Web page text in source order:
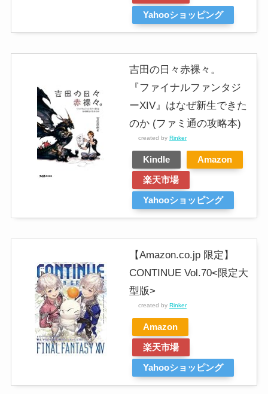
Yahooショッピング
吉田の日々赤裸々。
『ファイナルファンタジ
ーXIV』はなぜ新生できた
のか (ファミ通の攻略本)
created by Rinker
Kindle
Amazon
楽天市場
Yahooショッピング
【Amazon.co.jp 限定】
CONTINUE Vol.70<限定大
型版>
created by Rinker
Amazon
楽天市場
Yahooショッピング